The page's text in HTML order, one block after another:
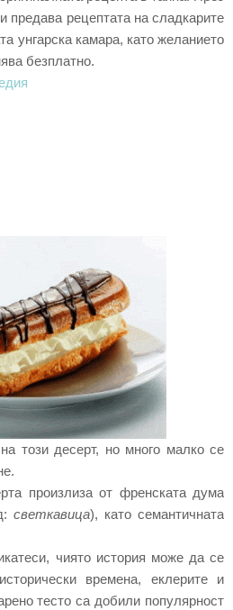
предава рецептата на сладкарите
унгарска камара, като желанието
безплатно.
този десерт, но много малко се
произлиза от френската дума
светкавица), като семантичната
чиято история може да се
времена, еклерите и
тесто са добили популярност